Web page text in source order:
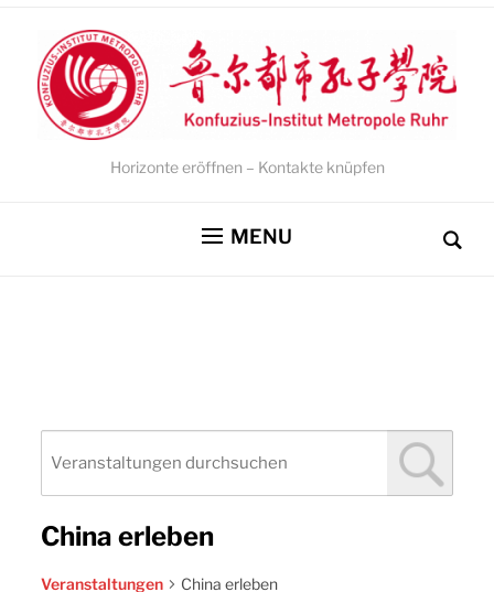
Horizonte eröffnen – Kontakte knüpfen
MENU
China erleben
Veranstaltungen China erleben